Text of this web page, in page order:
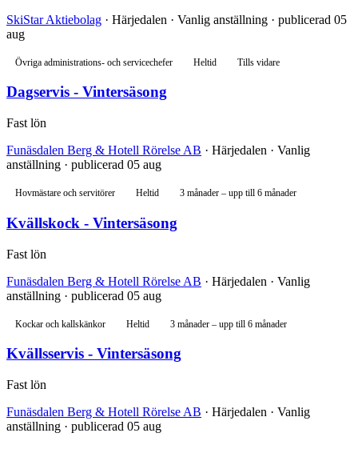
SkiStar Aktiebolag · Härjedalen · Vanlig anställning · publicerad 05
aug
Övriga administrations- och servicechefer Heltid Tills vidare
Dagservis - Vintersäsong
Fast lön
Funäsdalen Berg & Hotell Rörelse AB · Härjedalen · Vanlig
anställning · publicerad 05 aug
Hovmästare och servitörer Heltid 3 månader – upp till 6 månader
Kvällskock - Vintersäsong
Fast lön
Funäsdalen Berg & Hotell Rörelse AB · Härjedalen · Vanlig
anställning · publicerad 05 aug
Kockar och kallskänkor Heltid 3 månader – upp till 6 månader
Kvällsservis - Vintersäsong
Fast lön
Funäsdalen Berg & Hotell Rörelse AB · Härjedalen · Vanlig
anställning · publicerad 05 aug